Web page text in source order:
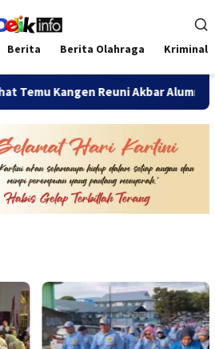
Berita Berita Olahraga Kriminal
Kangen Reuni Akbar Alumni